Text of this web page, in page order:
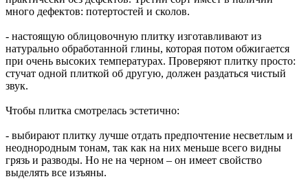
много дефектов: потертостей и сколов.
- настоящую облицовочную плитку изготавливают из
натурально обработанной глины, которая потом обжигается
при очень высоких температурах. Проверяют плитку просто:
стучат одной плиткой об другую, должен раздаться чистый
звук.
Чтобы плитка смотрелась эстетично:
- выбирают плитку лучше отдать предпочтение несветлым и
неоднородным тонам, так как на них меньше всего видны
грязь и разводы. Но не на черном – он имеет свойство
выделять все изъяны.